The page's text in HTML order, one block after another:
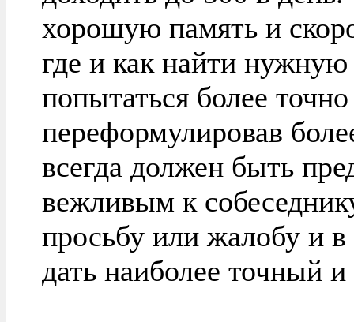
хорошую память и
где и как найти
попытаться более
переформулировав
всегда должен быть
вежливым к
просьбу или жалобу и
дать наиболее точный